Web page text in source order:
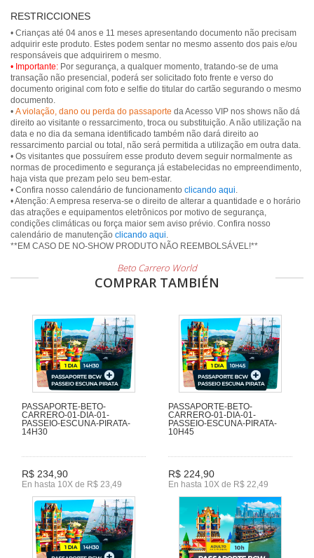
RESTRICCIONES
• Crianças até 04 anos e 11 meses apresentando documento não precisam
adquirir este produto. Estes podem sentar no mesmo assento dos pais e/ou
• Importante: Por segurança, a qualquer momento, tratando-se de uma
transação não presencial, poderá ser solicitado foto frente e verso do
documento original com foto e selfie do titular do cartão segurando o mesmo
documento.
• A violação, dano ou perda do passaporte da Acesso VIP nos shows não dá
direito ao visitante o ressarcimento, troca ou substituição. A não utilização na
data e no dia da semana identificado também não dará direito ao
ressarcimento parcial ou total, não será permitida a utilização em outra data.
• Os visitantes que possuírem esse produto devem seguir normalmente as
normas de procedimento e segurança já estabelecidas no empreendimento,
haja vista que prezam pelo seu bem-estar.
• Confira nosso calendário de funcionamento clicando aqui.
• Atenção: A empresa reserva-se o direito de alterar a quantidade e o horário
das atrações e equipamentos eletrônicos por motivo de segurança,
condições climáticas ou força maior sem aviso prévio. Confira nosso
calendário de manutenção clicando aqui.
Beto Carrero World
COMPRAR TAMBIÉN
PASSAPORTE-BETO-
CARRERO-01-DIA-01-
PASSEIO-ESCUNA-PIRATA-
14H30
R$ 234,90
En hasta 10X de R$ 23,49
PASSAPORTE-BETO-
CARRERO-01-DIA-01-
PASSEIO-ESCUNA-PIRATA-
10H45
R$ 224,90
En hasta 10X de R$ 22,49